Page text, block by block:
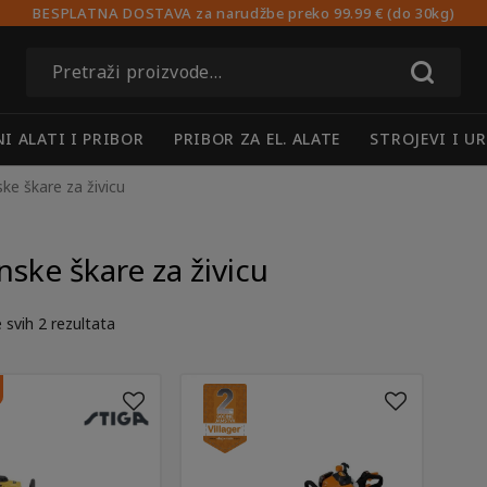
BESPLATNA DOSTAVA za narudžbe preko 99.99 € (do 30kg)
ALATI I PRIBOR PRIBOR ZA EL. ALATE STROJEVI I
Pretraži:
škare za živicu
škare za živicu
svih 2 rezultata